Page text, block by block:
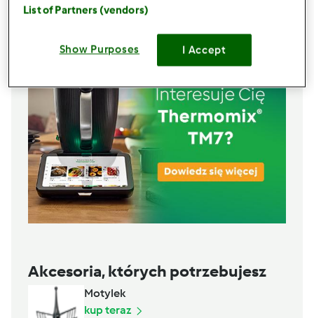
Lista zakupów
Akcesoria, których potrzebujesz
Motylek
kup teraz
List of Partners (vendors)
Show Purposes I Accept